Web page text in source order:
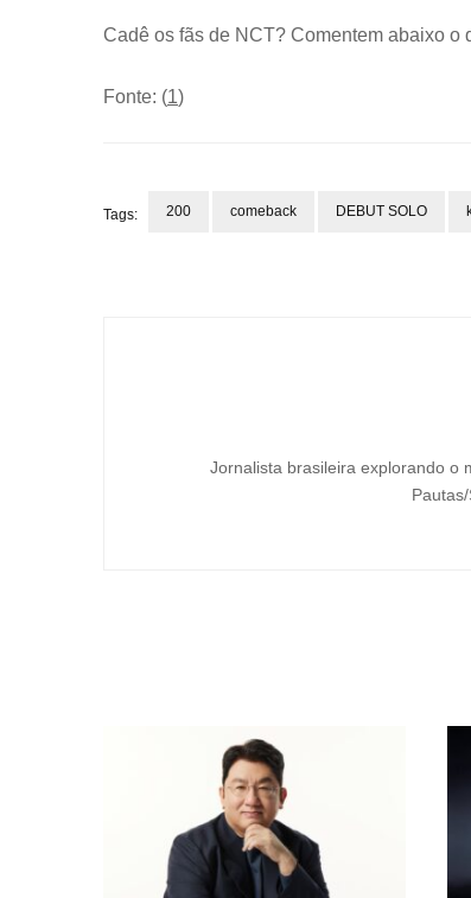
Cadê os fãs de NCT? Comentem abaixo o
Fonte: (1)
Tags: 200 comeback DEBUT SOLO
Jornalista brasileira explorando o